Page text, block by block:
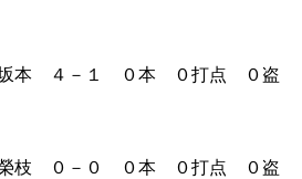
－１ ０本 ０打点 ０盗
－０ ０本 ０打点 ０盗